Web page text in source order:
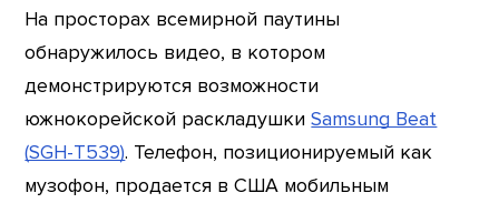
На просторах всемирной паутины
обнаружилось видео, в котором
демонстрируются возможности
южнокорейской раскладушкиSamsung Beat
(SGH-T539). Телефон, позиционируемый как
музофон, продается в США мобильным